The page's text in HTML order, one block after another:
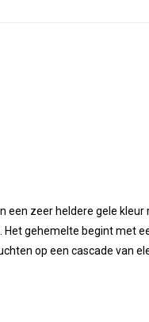
een zeer heldere gele
Het gehemelte begint met
op een cascade van